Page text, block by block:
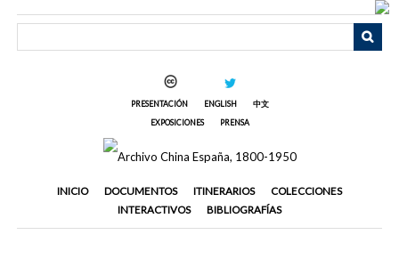
PRESENTACIÓN ENGLISH
中文
EXPOSICIONES
PRENSA
INICIO DOCUMENTOS ITINERARIOS
COLECCIONES
INTERACTIVOS
BIBLIOGRAFÍAS